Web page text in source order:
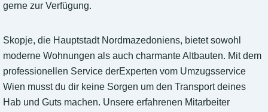
gerne zur Verfügung.
Skopje, die Hauptstadt Nordmazedoniens, bietet sowohl
moderne Wohnungen als auch charmante Altbauten. Mit dem
professionellen Service derExperten vom Umzugsservice
Wien musst du dir keine Sorgen um den Transport deines
Hab und Guts machen. Unsere erfahrenen Mitarbeiter